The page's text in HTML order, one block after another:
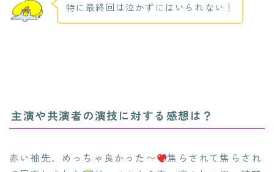
特に最終回は泣かずにはいられない！
主演や共演者の演技に対する感想は？
赤い袖先、めっちゃ良かった〜
焦らされて焦らされ